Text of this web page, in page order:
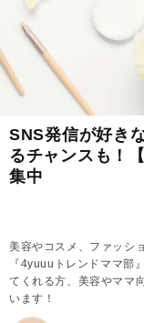
SNS発信が好き
るチャンスも！
集中
美容やコスメ、ファッシ
『4yuuuトレンドママ部
てくれる方、美容やママ
います！